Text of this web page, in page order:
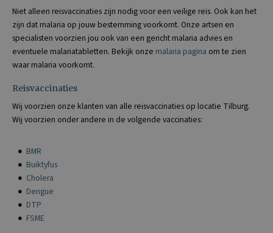
Niet alleen reisvaccinaties zijn nodig voor een veilige reis. Ook kan het
zijn dat malaria op jouw bestemming voorkomt. Onze artsen en
specialisten voorzien jou ook van een gericht malaria advies en
eventuele malariatabletten. Bekijk onze malaria pagina om te zien
waar malaria voorkomt.
Reisvaccinaties
Wij voorzien onze klanten van alle reisvaccinaties op locatie Tilburg.
Wij voorzien onder andere in de volgende vaccinaties:
BMR
Buiktyfus
Cholera
Dengue
DTP
FSME